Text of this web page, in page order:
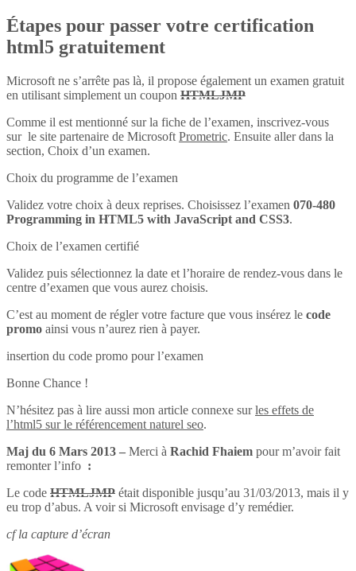
Étapes pour passer votre certification
html5 gratuitement
Microsoft ne s’arrête pas là, il propose également un examen gratuit
en utilisant simplement un coupon HTMLJMP
Comme il est mentionné sur la fiche de l’examen, inscrivez-vous
sur le site partenaire de Microsoft Prometric. Ensuite aller dans la
section, Choix d’un examen.
Choix du programme de l’examen
Validez votre choix à deux reprises. Choisissez l’examen 070-480
Programming in HTML5 with JavaScript and CSS3.
Choix de l’examen certifié
Validez puis sélectionnez la date et l’horaire de rendez-vous dans le
centre d’examen que vous aurez choisis.
C’est au moment de régler votre facture que vous insérez le code
promo ainsi vous n’aurez rien à payer.
insertion du code promo pour l’examen
Bonne Chance !
N’hésitez pas à lire aussi mon article connexe surles effets de
l’html5 sur le référencement naturel seo.
Maj du 6 Mars 2013 – Merci à Rachid Fhaiem pour m’avoir fait
remonter l’info :
Le code HTMLJMP était disponible jusqu’au 31/03/2013, mais il y
eu trop d’abus. A voir si Microsoft envisage d’y remédier.
cf la capture d’écran